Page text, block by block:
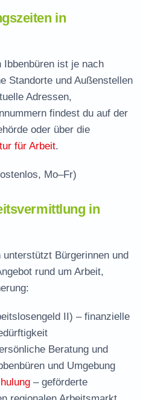
in
Bürgergeld beantragen
zuständige Stelle
ums Jobcenter
in
Ibbenbüren ist je nach
Standorte und Außenstellen
Adressen,
findest du auf der
oder über die
für Arbeit.
Mo–Fr)
in
Bürgerinnen und
rund um Arbeit,
II) – finanzielle
Beratung und
und Umgebung
– geförderte